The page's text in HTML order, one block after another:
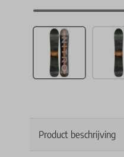
Product beschrijving